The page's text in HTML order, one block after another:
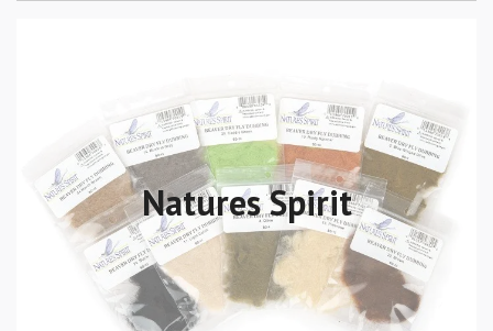
Natures Spirit